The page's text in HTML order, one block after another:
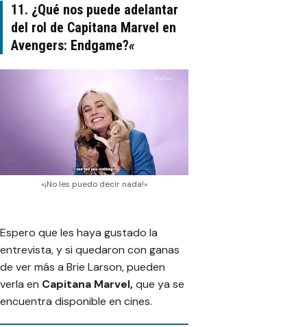
11. ¿Qué nos puede adelantar
del rol de Capitana Marvel en
Avengers: Endgame?«
«¡No les puedo decir nada!»
Espero que les haya gustado la
entrevista, y si quedaron con ganas
de ver más a Brie Larson, pueden
verla en Capitana Marvel,que ya se
encuentra disponible en cines.